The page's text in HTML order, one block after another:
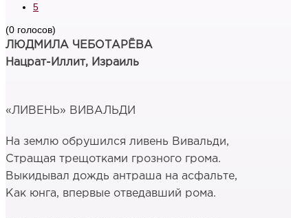
5
(0 голосов)
ЛЮДМИЛА ЧЕБОТАРЁВА
Нацрат-Иллит, Израиль
«ЛИВЕНЬ» ВИВАЛЬДИ
На землю обрушился ливень Вивальди,
Стращая трещотками грозного грома.
Выкидывал дождь антраша на асфальте,
Как юнга, впервые отведавший рома.